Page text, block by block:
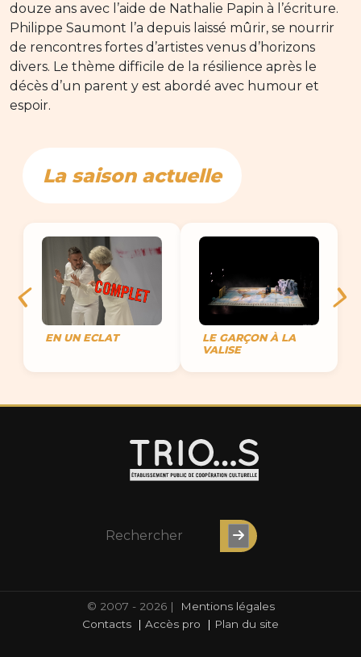
douze ans avec l’aide de Nathalie Papin à l’écriture.
Philippe Saumont l’a depuis laissé mûrir, se nourrir
de rencontres fortes d’artistes venus d’horizons
divers. Le thème difficile de la résilience après le
décès d’un parent y est abordé avec humour et
espoir.
La saison actuelle
EN UN ECLAT
LE GARÇON À LA
VALISE
© 2007 - 2026 |
Mentions légales
Contacts
| Accès pro | Plan du site